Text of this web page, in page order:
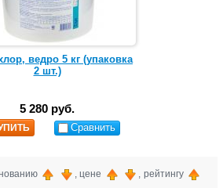
ведро 5 кг (упаковка
2 шт.)
5 280 руб.
Сравнить
, цене , рейтингу